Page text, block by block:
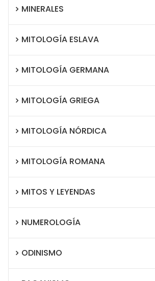
MINERALES
MITOLOGÍA ESLAVA
MITOLOGÍA GERMANA
MITOLOGÍA GRIEGA
MITOLOGÍA NÓRDICA
MITOLOGÍA ROMANA
MITOS Y LEYENDAS
NUMEROLOGÍA
ODINISMO